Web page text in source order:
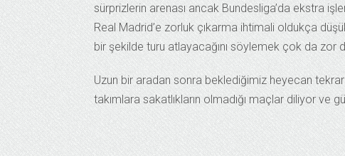
sürprizlerin arenası ancak Bundesliga’da ekstra
Real Madrid’e zorluk çıkarma ihtimali oldukça
bir şekilde turu atlayacağını söylemek çok da zor
Uzun bir aradan sonra beklediğimiz heyecan
takımlara sakatlıkların olmadığı maçlar diliyor ve